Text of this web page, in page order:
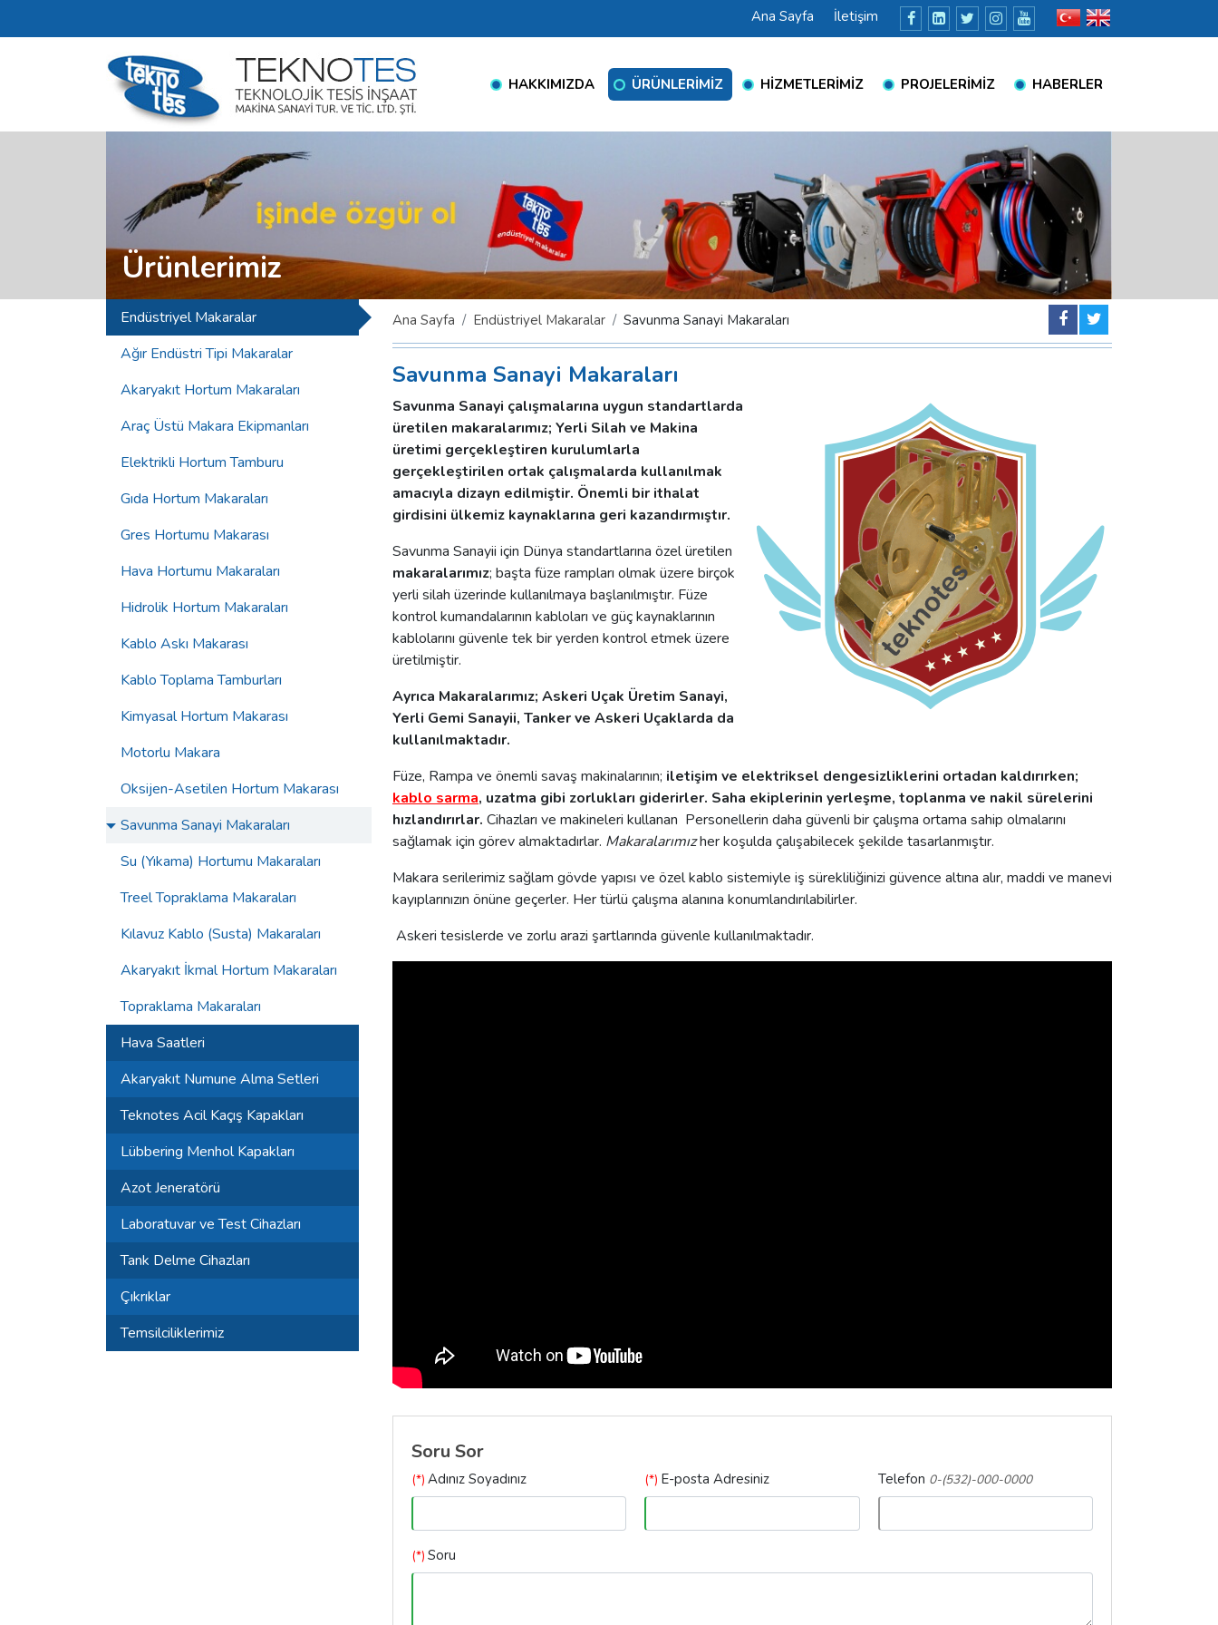
Ana Sayfa İletişim
HAKKIMIZDA ÜRÜNLERİMİZ HİZMETLERİMİZ PROJELERİMİZ HABERLER
Ürünlerimiz
Ana Sayfa Endüstriyel Makaralar Savunma Sanayi Makaraları
Savunma Sanayi Makaraları
Savunma Sanayi çalışmalarına uygun standartlarda
üretilen makaralarımız; Yerli Silah ve Makina
üretimi gerçekleştiren kurulumlarla
gerçekleştirilen ortak çalışmalarda kullanılmak
amacıyla dizayn edilmiştir. Önemli bir ithalat
girdisini ülkemiz kaynaklarına geri kazandırmıştır.
Savunma Sanayii için Dünya standartlarına özel üretilen
makaralarımız; başta füze rampları olmak üzere birçok
yerli silah üzerinde kullanılmaya başlanılmıştır. Füze
kontrol kumandalarının kabloları ve güç kaynaklarının
kablolarını güvenle tek bir yerden kontrol etmek üzere
üretilmiştir.
Ayrıca Makaralarımız; Askeri Uçak Üretim Sanayi,
Yerli Gemi Sanayii, Tanker ve Askeri Uçaklarda da
kullanılmaktadır.
Füze, Rampa ve önemli savaş makinalarının; iletişim ve elektriksel dengesizliklerini ortadan kaldırırken;
kablo sarma, uzatma gibi zorlukları giderirler. Saha ekiplerinin yerleşme, toplanma ve nakil sürelerini
hızlandırırlar. Cihazları ve makineleri kullanan Personellerin daha güvenli bir çalışma ortama sahip olmalarını
sağlamak için görev almaktadırlar. Makaralarımızher koşulda çalışabilecek şekilde tasarlanmıştır.
Makara serilerimiz sağlam gövde yapısı ve özel kablo sistemiyle iş sürekliliğinizi güvence altına alır, maddi ve manevi
kayıplarınızın önüne geçerler. Her türlü çalışma alanına konumlandırılabilirler.
Askeri tesislerde ve zorlu arazi şartlarında güvenle kullanılmaktadır.
Soru Sor
(*) Adınız Soyadınız (*) E-posta Adresiniz Telefon 0-(532)-000-0000
(*) Soru
Endüstriyel Makaralar
Ağır Endüstri Tipi Makaralar
Akaryakıt Hortum Makaraları
Araç Üstü Makara Ekipmanları
Elektrikli Hortum Tamburu
Gıda Hortum Makaraları
Gres Hortumu Makarası
Hava Hortumu Makaraları
Hidrolik Hortum Makaraları
Kablo Askı Makarası
Kablo Toplama Tamburları
Kimyasal Hortum Makarası
Motorlu Makara
Oksijen-Asetilen Hortum Makarası
Savunma Sanayi Makaraları
Su (Yıkama) Hortumu Makaraları
Treel Topraklama Makaraları
Kılavuz Kablo (Susta) Makaraları
Akaryakıt İkmal Hortum Makaraları
Topraklama Makaraları
Hava Saatleri
Akaryakıt Numune Alma Setleri
Teknotes Acil Kaçış Kapakları
Lübbering Menhol Kapakları
Azot Jeneratörü
Laboratuvar ve Test Cihazları
Tank Delme Cihazları
Çıkrıklar
Temsilciliklerimiz